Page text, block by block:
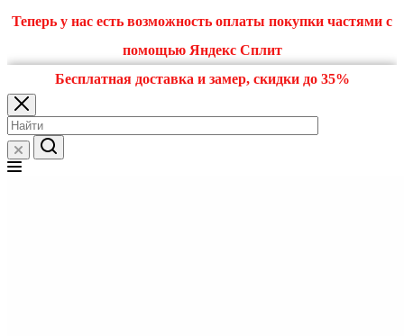
Теперь у нас есть возможность оплаты покупки частями с
помощью Яндекс Сплит
Бесплатная доставка и замер, скидки до 35%